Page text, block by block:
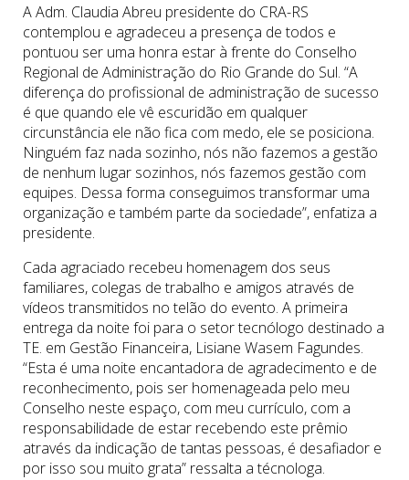
A Adm. Claudia Abreu presidente do CRA-RS
contemplou e agradeceu a presença de todos e
pontuou ser uma honra estar à frente do Conselho
Regional de Administração do Rio Grande do Sul. “A
diferença do profissional de administração de sucesso
é que quando ele vê escuridão em qualquer
circunstância ele não fica com medo, ele se posiciona.
Ninguém faz nada sozinho, nós não fazemos a gestão
de nenhum lugar sozinhos, nós fazemos gestão com
equipes. Dessa forma conseguimos transformar uma
organização e também parte da sociedade”, enfatiza a
presidente.
Cada agraciado recebeu homenagem dos seus
familiares, colegas de trabalho e amigos através de
vídeos transmitidos no telão do evento. A primeira
entrega da noite foi para o setor tecnólogo destinado a
TE. em Gestão Financeira, Lisiane Wasem Fagundes.
“Esta é uma noite encantadora de agradecimento e de
reconhecimento, pois ser homenageada pelo meu
Conselho neste espaço, com meu currículo, com a
responsabilidade de estar recebendo este prêmio
através da indicação de tantas pessoas, é desafiador e
por isso sou muito grata” ressalta a técnologa.